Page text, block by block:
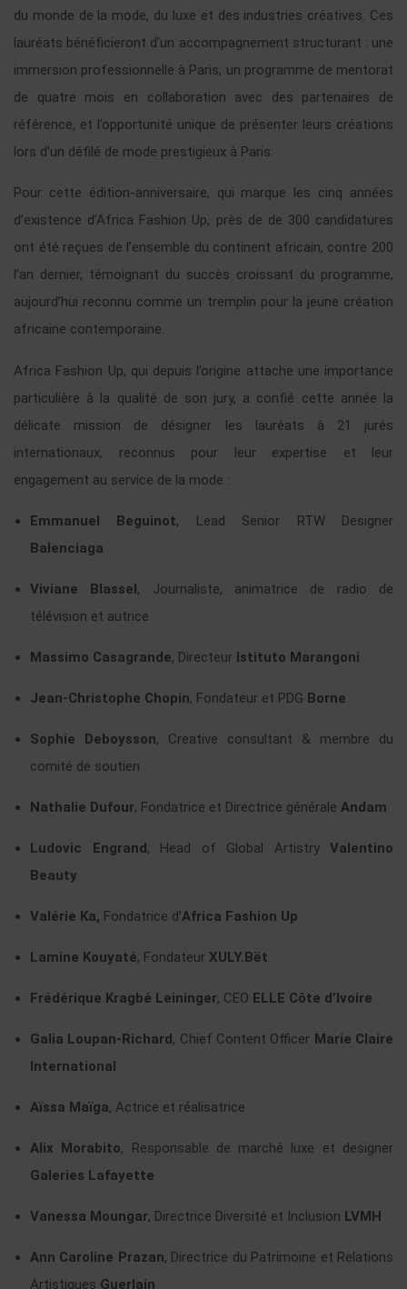
du monde de la mode, du luxe et des industries créatives. Ces
lauréats bénéficieront d’un accompagnement structurant : une
immersion professionnelle à Paris, un programme de mentorat
de quatre mois en collaboration avec des partenaires de
référence, et l’opportunité unique de présenter leurs créations
lors d’un défilé de mode prestigieux à Paris.
Pour cette édition-anniversaire, qui marque les cinq années
d’existence d’Africa Fashion Up, près de de 300 candidatures
ont été reçues de l’ensemble du continent africain, contre 200
l’an dernier, témoignant du succès croissant du programme,
aujourd’hui reconnu comme un tremplin pour la jeune création
africaine contemporaine.
Africa Fashion Up, qui depuis l’origine attache une importance
particulière à la qualité de son jury, a confié cette année la
délicate mission de désigner les lauréats à 21 jurés
internationaux, reconnus pour leur expertise et leur
engagement au service de la mode :
Emmanuel Beguinot, Lead Senior RTW Designer
Balenciaga
Viviane Blassel, Journaliste, animatrice de radio de
télévision et autrice
Massimo Casagrande, Directeur Istituto Marangoni
Jean-Christophe Chopin, Fondateur et PDG Borne
Sophie Deboysson, Creative consultant & membre du
comité de soutien
Nathalie Dufour, Fondatrice et Directrice générale Andam
Ludovic Engrand, Head of Global Artistry Valentino
Beauty
Valérie Ka, Fondatrice d’Africa Fashion Up
Lamine Kouyaté, Fondateur XULY.Bët
Frédérique Kragbé Leininger, CEO ELLE Côte d’Ivoire
Galia Loupan-Richard, Chief Content Officer Marie Claire
International
Aïssa Maïga, Actrice et réalisatrice
Alix Morabito, Responsable de marché luxe et designer
Galeries Lafayette
Vanessa Moungar, Directrice Diversité et Inclusion LVMH
Ann Caroline Prazan, Directrice du Patrimoine et Relations
Artistiques Guerlain